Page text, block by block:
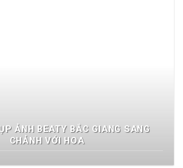
ẢNH BEATY BẮC GIANG SANG
CHẢNH VỚI HOA